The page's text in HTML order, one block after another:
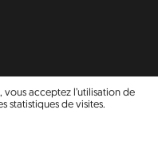
acceptez l’utilisation de
statistiques de visites.